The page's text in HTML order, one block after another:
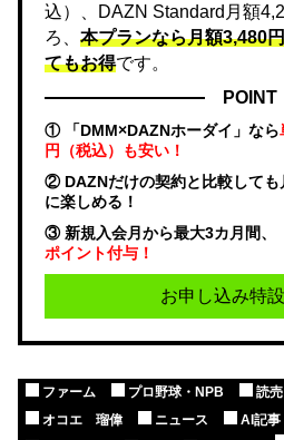
込）、DAZN Standard月額
ろ、 本プランなら月額3,480
てもお得です。
POINT
① 「DMM×DAZNホーダイ」なら
円（税込）も安い！
② DAZNだけの契約と比較しても
に楽しめる！
③ 新規入会月から最大3カ月間、
ポイント付与！
お申し込み特
ファーム プロ野球・NPB
読
オコエ 瑠偉
ニュース AI記事